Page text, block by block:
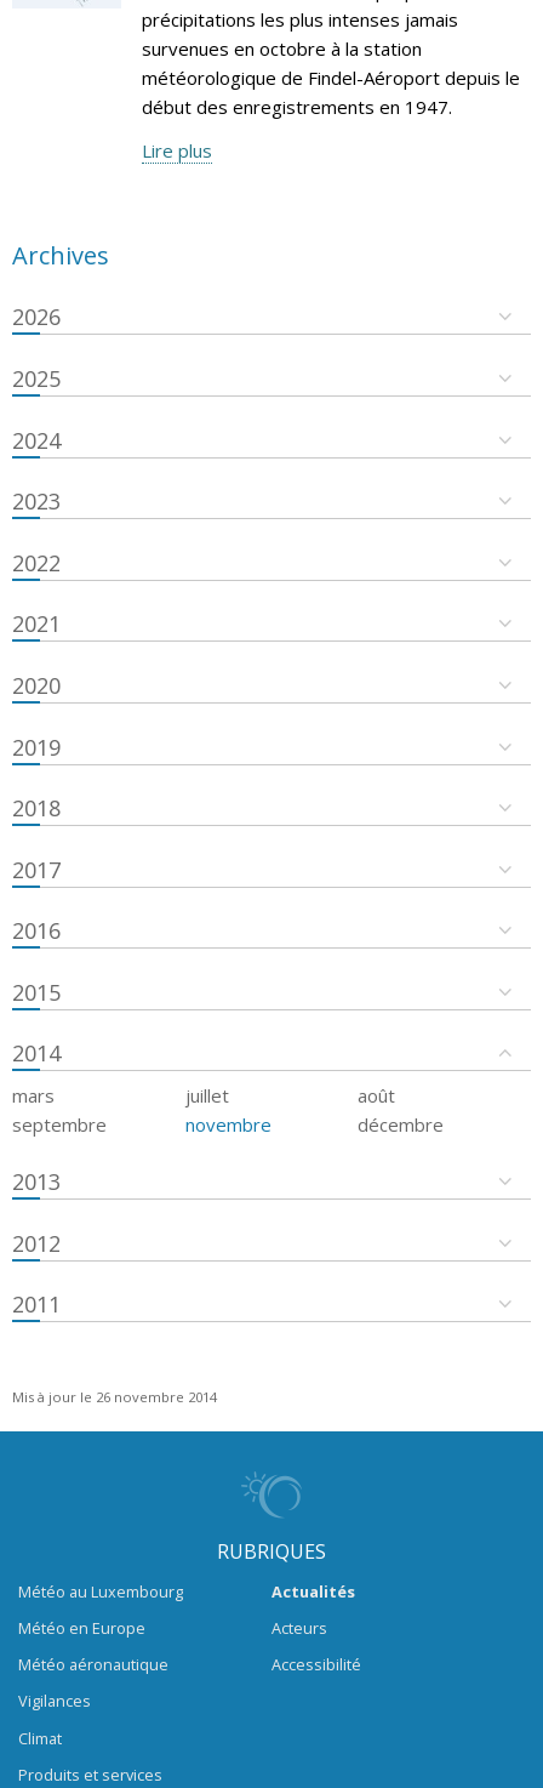
précipitations les plus intenses jamais
survenues en octobre à la station
météorologique de Findel-Aéroport depuis le
début des enregistrements en 1947.
Lire plus
Archives
2026
2025
2024
2023
2022
2021
2020
2019
2018
2017
2016
2015
2014
mars juillet
août
septembre
novembre décembre
2013
2012
2011
Mis à jour le 26 novembre 2014
RUBRIQUES
Météo au Luxembourg
Météo en Europe
Météo aéronautique
Vigilances
Climat
Produits et services
Actualités
Acteurs
Accessibilité